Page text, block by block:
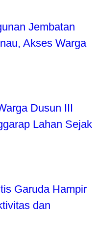
Jembatan
Akses Warga
Dusun III
Lahan Sejak
Garuda Hampir
dan